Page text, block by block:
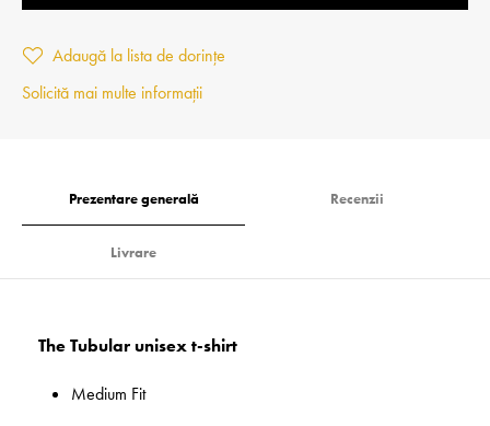
Adaugă la lista de dorințe
Solicită mai multe informații
Prezentare generală Recenzii
Livrare
The Tubular unisex t-shirt
Medium Fit